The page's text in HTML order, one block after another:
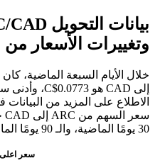
وتغييرات الأسعار من ARC إلى CAD
الاطلاع على المزيد من
30 يومًا الماضية، والـ 90 يومًا الماضية.
سعر اعلى